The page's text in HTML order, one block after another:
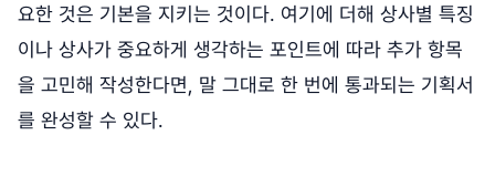
요한 것은 기본을 지키는 것이다. 여기에 더해 상사별 특징
이나 상사가 중요하게 생각하는 포인트에 따라 추가 항목
을 고민해 작성한다면, 말 그대로 한 번에 통과되는 기획서
를 완성할 수 있다.